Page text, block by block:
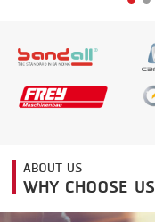
LOADER
MEMBRANING
PEELING
SEARING
ORVED
ABOUT US
WHY CHOOSE US